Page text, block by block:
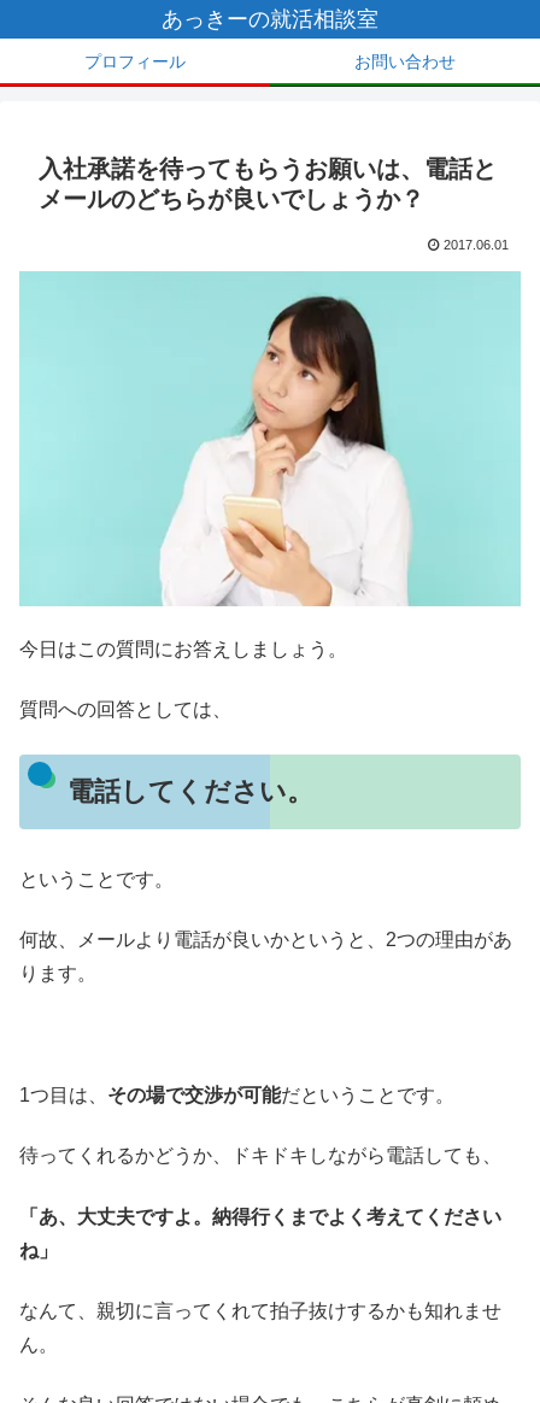
あっきーの就活相談室
プロフィール お問い合わせ
入社承諾を待ってもらうお願いは、電話と
メールのどちらが良いでしょうか？
2017.06.01
今日はこの質問にお答えしましょう。
質問への回答としては、
電話してください。
ということです。
何故、メールより電話が良いかというと、2つの理由があ
ります。
1つ目は、 その場で交渉が可能だということです。
待ってくれるかどうか、ドキドキしながら電話しても、
「あ、大丈夫ですよ。納得行くまでよく考えてください
ね」
なんて、親切に言ってくれて拍子抜けするかも知れませ
ん。